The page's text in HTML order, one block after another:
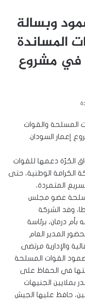
وبسالة
المساندة
في مشروع
المسلحة والقوات
إعمار السودان.
الحُرّة دعمها للقوات
الكرامة الوطنية، حتى
المتمردة،
عضو مجلس
وفد الشركة
بأم درمان، برئاسة
المدير العام
والإدارية مرتضى
القوات المسلحة
في الحفاظ على
بملايين الجنيهات
حافظ عليها الجيش